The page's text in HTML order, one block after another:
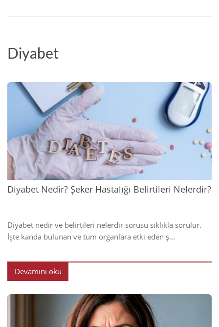
Diyabet
2025
Diyabet Nedir? Şeker Hastalığı Belirtileri Nelerdir?
Diyabet nedir ve belirtileri nelerdir sorusu sıklıkla sorulur.
İşte kanda bulunan ve tüm organlara etki eden ş...
Devamını oku